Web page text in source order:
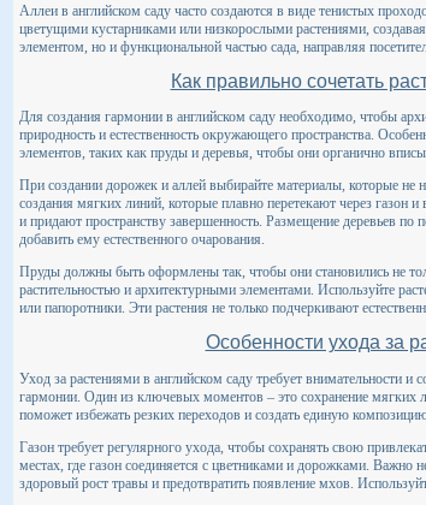
Аллеи в английском саду часто создаются в виде тенистых
цветущими кустарниками или низкорослыми растениями,
элементом, но и функциональной частью сада, направляя
Как правильно сочетать
Для создания гармонии в английском саду необходимо, чтобы
природность и естественность окружающего пространства.
элементов, таких как пруды и деревья, чтобы они органично
При создании дорожек и аллей выбирайте материалы, которые не
создания мягких линий, которые плавно перетекают через газон
и придают пространству завершенность. Размещение деревьев по
добавить ему естественного очарования.
Пруды должны быть оформлены так, чтобы они становились не
растительностью и архитектурными элементами. Используйте
или папоротники. Эти растения не только подчеркивают
Особенности ухода за
Уход за растениями в английском саду требует внимательности
гармонии. Один из ключевых моментов – это сохранение
поможет избежать резких переходов и создать единую
Газон требует регулярного ухода, чтобы сохранять свою
местах, где газон соединяется с цветниками и дорожками.
здоровый рост травы и предотвратить появление мхов.